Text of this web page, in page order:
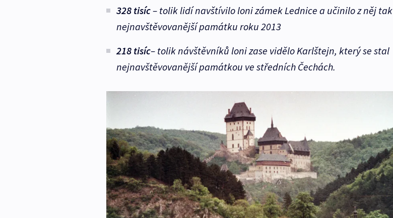
328 tisíc– tolik lidí navštívilo loni zámek Lednice a učinilo z něj tak
nejnavštěvovanější památku roku 2013
218 tisíc– tolik návštěvníků loni zase vidělo Karlštejn, který se stal
nejnavštěvovanější památkou ve středních Čechách.